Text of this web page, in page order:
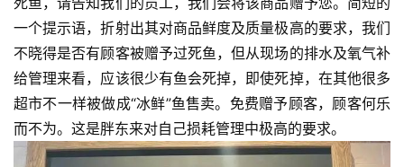
一个提示语，折射出其对商品鲜度及质量极高的要求，我们
不晓得是否有顾客被赠予过死鱼，但从现场的排水及氧气补
给管理来看，应该很少有鱼会死掉，即使死掉，在其他很多
超市不一样被做成“冰鲜”鱼售卖。免费赠予顾客，顾客何乐
而不为。这是胖东来对自己损耗管理中极高的要求。